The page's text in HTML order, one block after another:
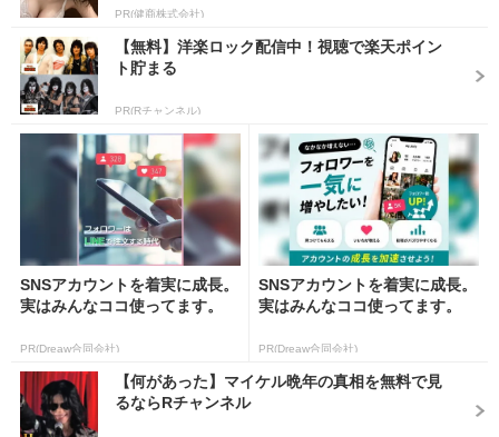
PR(健商株式会社)
【無料】洋楽ロック配信中！視聴で楽天ポイン
ト貯まる
PR(Rチャンネル)
SNSアカウントを着実に成長。
実はみんなココ使ってます。
PR(Dreaw合同会社)
SNSアカウントを着実に成長。
実はみんなココ使ってます。
PR(Dreaw合同会社)
【何があった】マイケル晩年の真相を無料で見
るならRチャンネル